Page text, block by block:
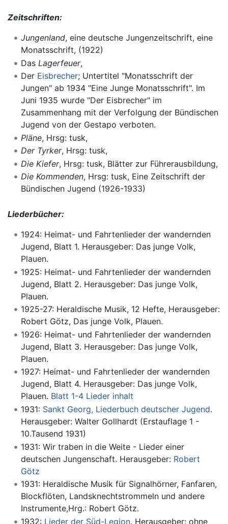
Zeitschriften:
Jungenland, eine deutsche Jungenzeitschrift, eine
Monatsschrift, (1922)
Das Lagerfeuer,
Der Eisbrecher; Untertitel "Monatsschrift der
Jungen" ab 1934 "Eine Junge Monatsschrift". Im
Juni 1935 wurde "Der Eisbrecher" im
Zusammenhang mit der Verfolgung der Bündischen
Jugend von der Gestapo verboten.
Pläne, Hrsg: tusk,
Der Tyrker, Hrsg: tusk,
Die Kiefer, Hrsg: tusk, Blätter zur Führerausbildung,
Die Kommenden, Hrsg: tusk, Eine Zeitschrift der
Bündischen Jugend (1926-1933)
Liederbücher:
1924: Heimat- und Fahrtenlieder der wandernden
Jugend, Blatt 1. Herausgeber: Das junge Volk,
Plauen.
1925: Heimat- und Fahrtenlieder der wandernden
Jugend, Blatt 2. Herausgeber: Das junge Volk,
Plauen.
1925-27: Heraldische Musik, 12 Hefte, Herausgeber:
Robert Götz, Das junge Volk, Plauen.
1926: Heimat- und Fahrtenlieder der wandernden
Jugend, Blatt 3. Herausgeber: Das junge Volk,
Plauen.
1927: Heimat- und Fahrtenlieder der wandernden
Jugend, Blatt 4. Herausgeber: Das junge Volk,
Plauen. Blatt 1-4 Lieder inhalt
1931: Sankt Georg, Liederbuch deutscher Jugend.
Herausgeber: Walter Gollhardt (Erstauflage 1 -
10.Tausend 1931)
1931: Wir traben in die Weite - Lieder einer
deutschen Jungenschaft. Herausgeber: Robert
Götz
1931: Heraldische Musik für Signalhörner, Fanfaren,
Blockflöten, Landsknechtstrommeln und andere
Instrumente,Hrg.: Robert Götz.
1932: Lieder der Süd-Legion. Herausgeber: ohne